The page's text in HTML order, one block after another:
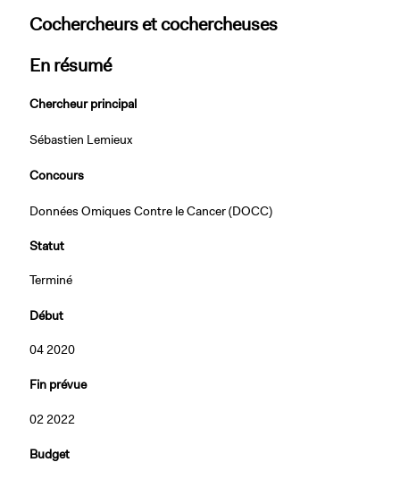
Cochercheurs et cochercheuses
En résumé
Chercheur principal
Sébastien Lemieux
Concours
Données Omiques Contre le Cancer (DOCC)
Statut
Terminé
Début
04 2020
Fin prévue
02 2022
Budget